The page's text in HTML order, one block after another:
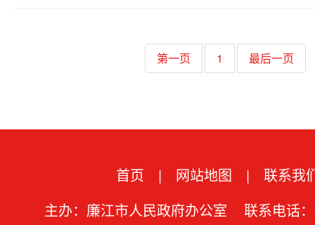
第一页 1 最后一页
首页 | 网站地图 |
联系我
主办：廉江市人民政府办公室 联系电话